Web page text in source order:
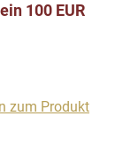
100 EUR
zum Produkt